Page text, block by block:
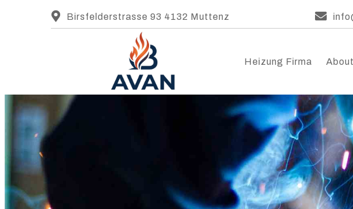
Birsfelderstrasse 93 4132 Muttenz
Heizung Firma About